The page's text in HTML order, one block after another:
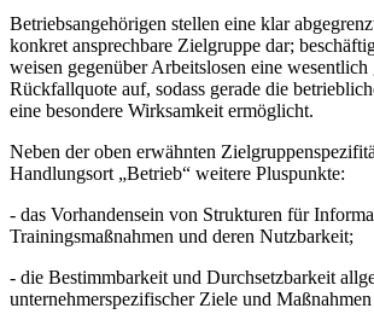
Betriebsangehörigen stellen eine klar
konkret ansprechbare Zielgruppe dar;
weisen gegenüber Arbeitslosen eine wesentlich
Rückfallquote auf, sodass gerade die
eine besondere Wirksamkeit ermöglicht.
Neben der oben erwähnten
Handlungsort „Betrieb“ weitere Pluspunkte:
- das Vorhandensein von Strukturen für
Trainingsmaßnahmen und deren Nutzbarkeit;
- die Bestimmbarkeit und Durchsetzbarkeit
unternehmerspezifischer Ziele und